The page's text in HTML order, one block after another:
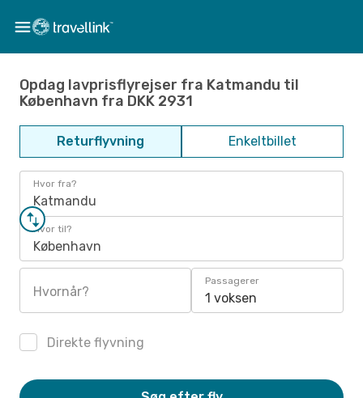
Opdag lavprisflyrejser fra Katmandu til
København fra DKK 2931
Returflyvning Enkeltbillet
Hvor fra?
Katmandu
Hvor til?
København
Hvornår?
Passagerer
1 voksen
Direkte flyvning